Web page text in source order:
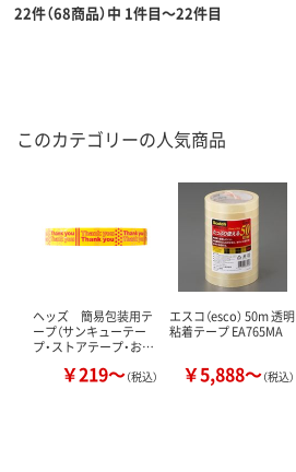
22件（68商品）中 1件目～22件目
このカテゴリーの人気商品
ヘッズ 簡易包装用テ
ープ（サンキューテー
プ・ストアテープ・お…
￥219～（税込）
エスコ（esco） 50m 透明
粘着テープ EA765MA
￥5,888～（税込）